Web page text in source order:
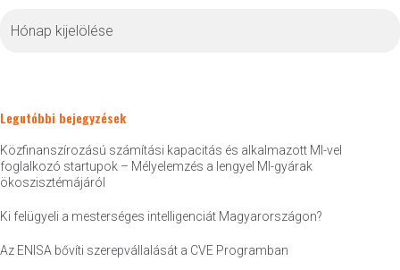
Legutóbbi bejegyzések
Közfinanszírozású számítási kapacitás és alkalmazott MI-vel
foglalkozó startupok – Mélyelemzés a lengyel MI-gyárak
ökoszisztémájáról
Ki felügyeli a mesterséges intelligenciát Magyarországon?
Az ENISA bővíti szerepvállalását a CVE Programban